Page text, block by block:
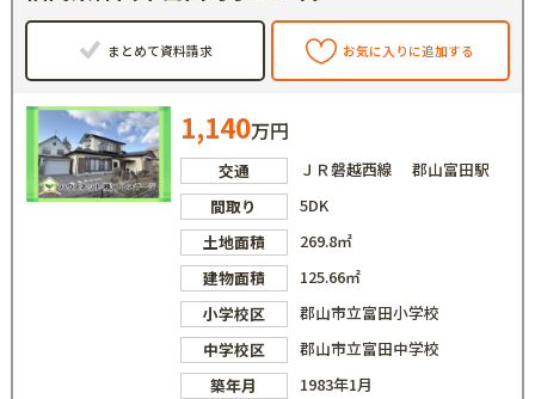
まとめて資料請求 お気に入りに追加する
1,140万円
交通
ＪＲ磐越西線 郡山富田駅
間取り
5DK
土地面積
269.8㎡
建物面積
125.66㎡
小学校区
郡山市立富田小学校
中学校区
郡山市立富田中学校
築年月
1983年1月